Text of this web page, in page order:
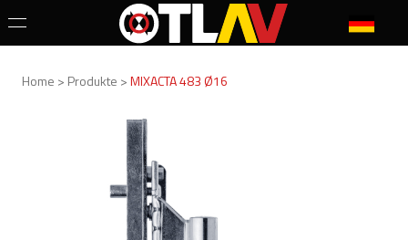
Home > Produkte >MIXACTA 483 Ø16